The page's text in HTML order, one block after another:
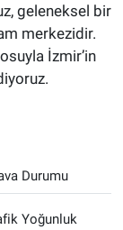
geleneksel bir
merkezidir.
İzmir’in
Durumu
Yoğunluk